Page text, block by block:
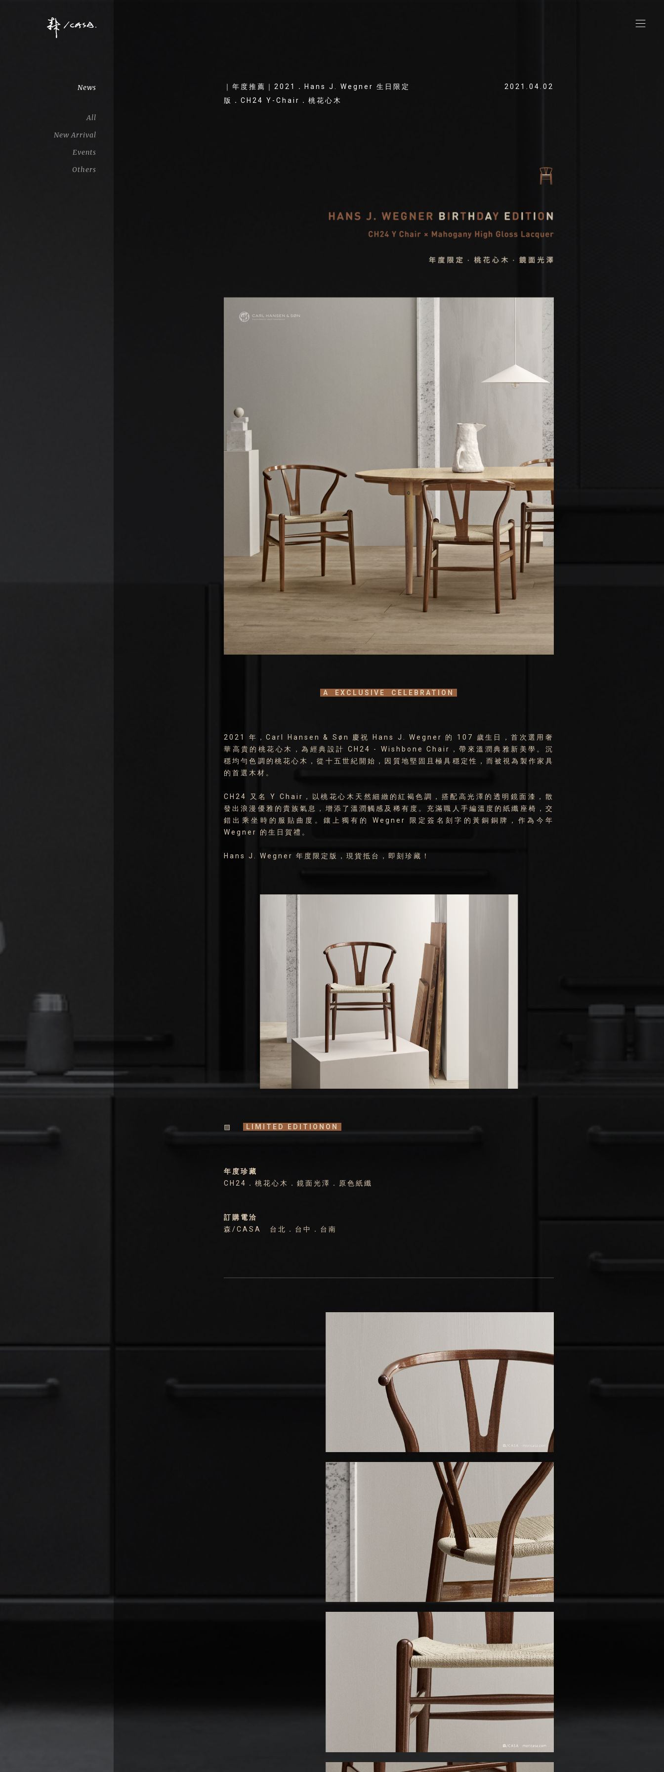
News
All
New Arrival
Events
Others
｜年度推薦｜2021．Hans J. Wegner 生日限定
版．CH24 Y-Chair．桃花心木
2021.04.02
A EXCLUSIVE CELEBRATION
2021 年，Carl Hansen & Søn 慶祝 Hans J. Wegner 的 107 歲生日，首次選用奢
華高貴的桃花心木，為經典設計 CH24 - Wishbone Chair，帶來溫潤典雅新美學。沉
穩均勻色調的桃花心木，從十五世紀開始，因質地堅固且極具穩定性，而被視為製作家具
的首選木材。
CH24 又名 Y Chair，以桃花心木天然細緻的紅褐色調，搭配高光澤的透明鏡面漆，散
發出浪漫優雅的貴族氣息，增添了溫潤觸感及稀有度。充滿職人手編溫度的紙纖座椅，交
錯出乘坐時的服貼曲度。鑲上獨有的 Wegner 限定簽名刻字的黃銅銅牌，作為今年
Wegner 的生日賀禮。
Hans J. Wegner 年度限定版，現貨抵台，即刻珍藏！
▨ LIMITED EDITIONON
年度珍藏
CH24．桃花心木．鏡面光澤．原色紙纖
訂購電洽
森/CASA 台北．台中．台南